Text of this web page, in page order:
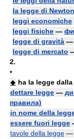
la legge di Newton
leggi economiche
leggi fisiche —
legge di gravità —
legge di mercato
2.
•
◆ ha la legge
dettare legge —
правила)
in nome della
essere fuori legge
tavole della legge —